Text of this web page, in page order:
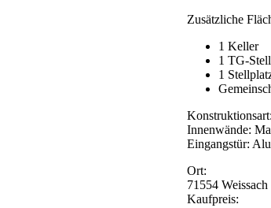
Zusätzliche
1 Keller
1 TG-
1
Innenwände:
Eingangstür:
Ort:
71554
Kaufpreis: